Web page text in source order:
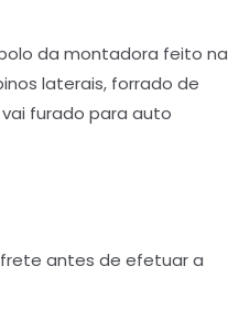
da montadora feito na
laterais, forrado de
furado para auto
antes de efetuar a